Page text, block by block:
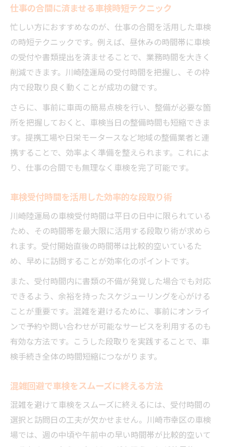
仕事の合間に済ませる車検時短テクニック
忙しい方におすすめなのが、仕事の合間を活用した車検
の時短テクニックです。例えば、昼休みの時間帯に車検
の受付や書類提出を済ませることで、業務時間を大きく
削減できます。川崎陸運局の受付時間を把握し、その枠
内で段取り良く動くことが成功の鍵です。
さらに、事前に車両の簡易点検を行い、整備が必要な箇
所を把握しておくと、車検当日の整備時間も短縮できま
す。提携工場や日栄モータースなど地域の整備業者と連
携することで、効率よく準備を整えられます。これによ
り、仕事の合間でも無理なく車検を完了可能です。
車検受付時間を活用した効率的な段取り術
川崎陸運局の車検受付時間は平日の日中に限られている
ため、その時間帯を最大限に活用する段取り術が求めら
れます。受付開始直後の時間帯は比較的空いているた
め、早めに訪問することが効率化のポイントです。
また、受付時間内に書類の不備が発覚した場合でも対応
できるよう、余裕を持ったスケジューリングを心がける
ことが重要です。混雑を避けるために、事前にオンライ
ンで予約や問い合わせが可能なサービスを利用するのも
有効な方法です。こうした段取りを実践することで、車
検手続き全体の時間短縮につながります。
混雑回避で車検をスムーズに終える方法
混雑を避けて車検をスムーズに終えるには、受付時間の
選択と訪問日の工夫が欠かせません。川崎市幸区の車検
場では、週の中頃や午前中の早い時間帯が比較的空いて